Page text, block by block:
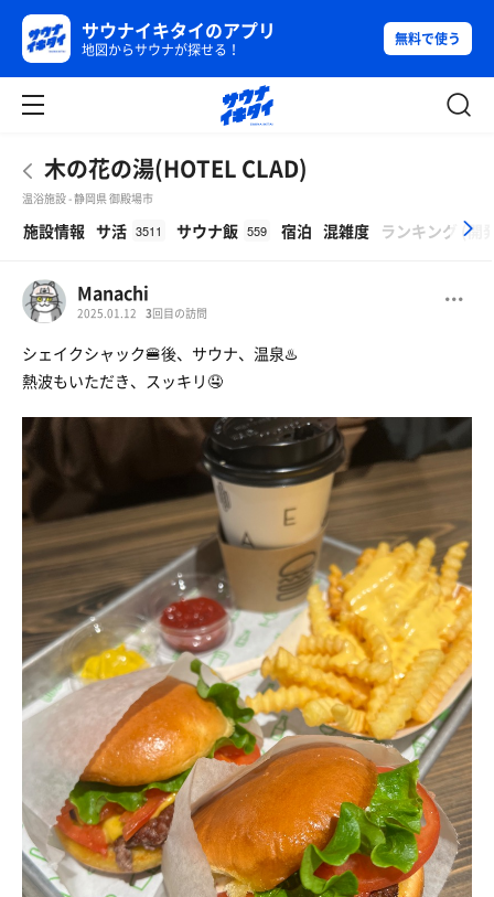
サウナイキタイのアプリ
地図からサウナが探せる！
無料で使う
木の花の湯(HOTEL CLAD)
温浴施設 - 静岡県 御殿場市
施設情報 サ活 3511 サウナ飯 559 宿泊 混雑度 ランキング (開
Manachi
2025.01.12 3回目の訪問
シェイクシャック🍔後、サウナ、温泉♨️
熱波もいただき、スッキリ🤤